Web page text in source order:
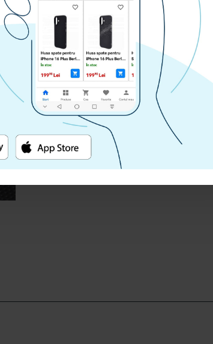
minimalist, care sa ofere
nu retine amprente, praf sau
o solutie de detergent.
Caracteristici:
Model: Zip Case
Material: Silicon + Policarbonat
Culoare: Bleu + Negru